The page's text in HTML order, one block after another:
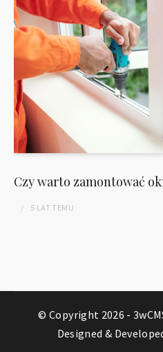
Czy warto zamontować
5 LAT TEMU
© Copyright 2026 -
Designed &